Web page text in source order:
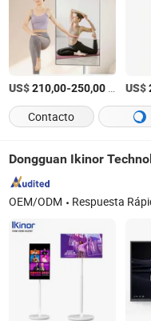
US$210,00-250,00 US$
Contacto
Dongguan Ikinor
OEM/ODM Respuesta